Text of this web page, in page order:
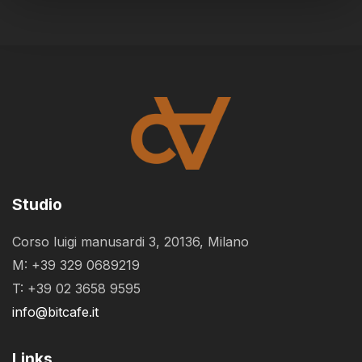
Studio
Corso luigi manusardi 3, 20136, Milano
M: +39 329 0689219
T: +39 02 3658 9595
info@bitcafe.it